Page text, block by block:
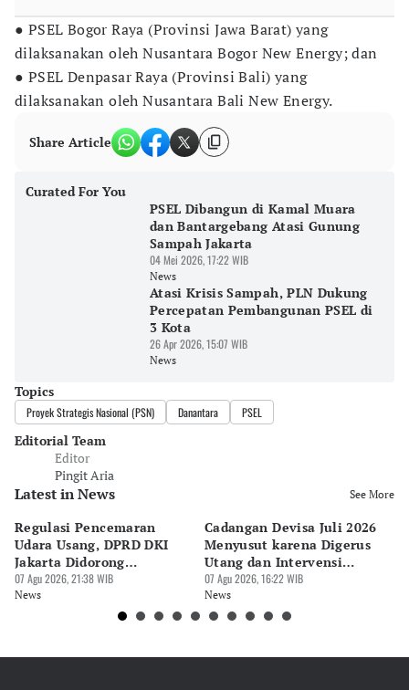
● PSEL Bogor Raya (Provinsi Jawa Barat) yang
dilaksanakan oleh Nusantara Bogor New Energy; dan
● PSEL Denpasar Raya (Provinsi Bali) yang
dilaksanakan oleh Nusantara Bali New Energy.
Share Article
Curated For You
PSEL Dibangun di Kamal Muara
dan Bantargebang Atasi Gunung
Sampah Jakarta
04 Mei 2026, 17:22 WIB
News
Atasi Krisis Sampah, PLN Dukung
Percepatan Pembangunan PSEL di
3 Kota
26 Apr 2026, 15:07 WIB
News
Topics
Proyek Strategis Nasional (PSN) Danantara PSEL
Editorial Team
Editor
Pingit Aria
Latest in News See More
Regulasi Pencemaran
Udara Usang, DPRD DKI
Jakarta Didorong
Prioritaskan Revisi Perda
07 Agu 2026, 21:38 WIB
News
Cadangan Devisa Juli 2026
Menyusut karena Digerus
Utang dan Intervensi
Rupiah
07 Agu 2026, 16:22 WIB
News